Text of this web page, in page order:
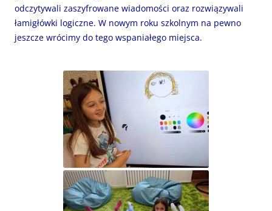
odczytywali zaszyfrowane wiadomości oraz rozwiązywali
łamigłówki logiczne. W nowym roku szkolnym na pewno
jeszcze wrócimy do tego wspaniałego miejsca.